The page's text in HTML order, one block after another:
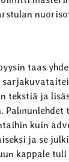
taas
tekstiä ja
kuin
ja se
kappale